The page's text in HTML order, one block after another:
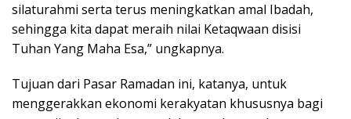
silaturahmi serta terus meningkatkan amal Ibadah,
sehingga kita dapat meraih nilai Ketaqwaan disisi
Tuhan Yang Maha Esa,” ungkapnya.
Tujuan dari Pasar Ramadan ini, katanya, untuk
menggerakkan ekonomi kerakyatan khususnya bagi